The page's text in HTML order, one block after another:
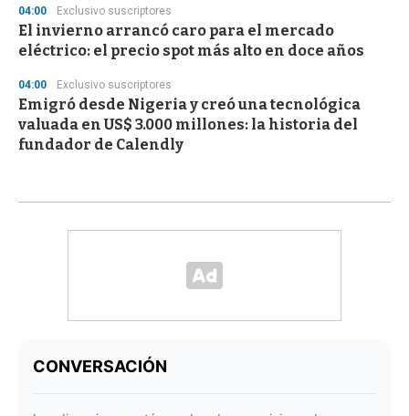
04:00 Exclusivo suscriptores
El invierno arrancó caro para el mercado
eléctrico: el precio spot más alto en doce años
04:00 Exclusivo suscriptores
Emigró desde Nigeria y creó una tecnológica
valuada en US$ 3.000 millones: la historia del
fundador de Calendly